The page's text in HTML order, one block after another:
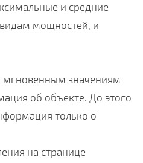
и средние
мощностей, и
мгновенным значениям
об объекте. До этого
только о
на странице